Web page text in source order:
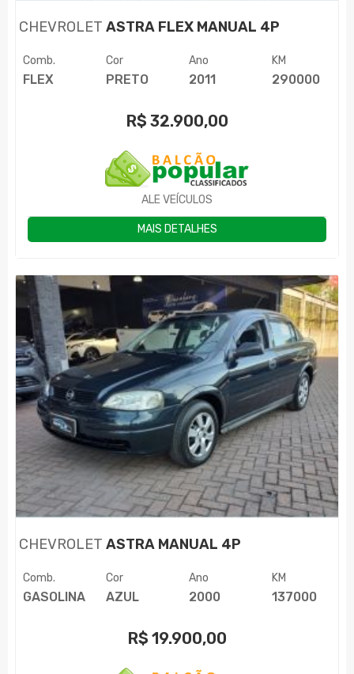
CHEVROLET ASTRA FLEX MANUAL 4P
Comb.
FLEX
Cor
PRETO
Ano
2011
KM
290000
R$ 32.900,00
ALE VEÍCULOS
MAIS DETALHES
CHEVROLET ASTRA MANUAL 4P
Comb.
GASOLINA
Cor
AZUL
Ano
2000
KM
137000
R$ 19.900,00